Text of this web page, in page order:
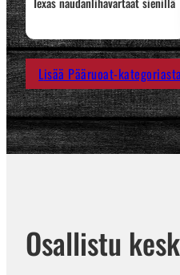
Lisää Pääruoat-kategoriasta
Osallistu